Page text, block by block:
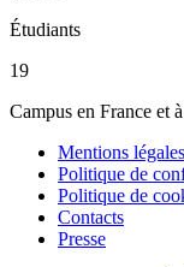
Étudiants
19
Campus en France et
Mentions légales
Politique de
Politique de
Contacts
Presse